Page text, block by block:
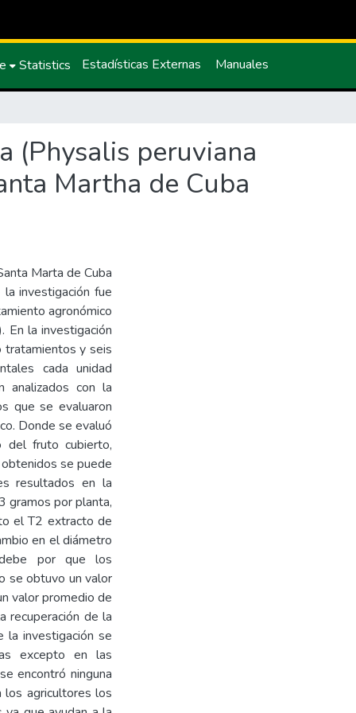
Statistics Estadísticas Externas Manuales
(Physalis peruviana
Martha de Cuba
Marta de Cuba
investigación fue
agronómico
En la investigación
tratamientos y seis
cada unidad
analizados con la
que se evaluaron
Donde se evaluó
del fruto cubierto,
se puede
resultados en la
gramos por planta,
el T2 extracto de
en el diámetro
por que los
se obtuvo un valor
valor promedio de
recuperación de la
la investigación se
excepto en las
encontró ninguna
los agricultores los